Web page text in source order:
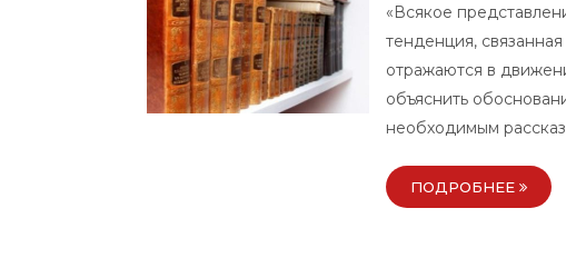
«Всякое
тенденция,
отражаются в
объяснить
необходимым
ПОДРОБНЕЕ